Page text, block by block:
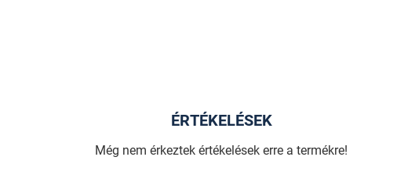
ÉRTÉKELÉSEK
Még nem érkeztek értékelések erre a termékre!